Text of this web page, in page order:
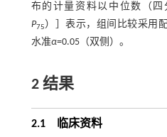
布的计量资料以中位数（四
P75 ）］表示，组间比较采用
水准α=0.05（双侧）。
2 结果
2.1 临床资料